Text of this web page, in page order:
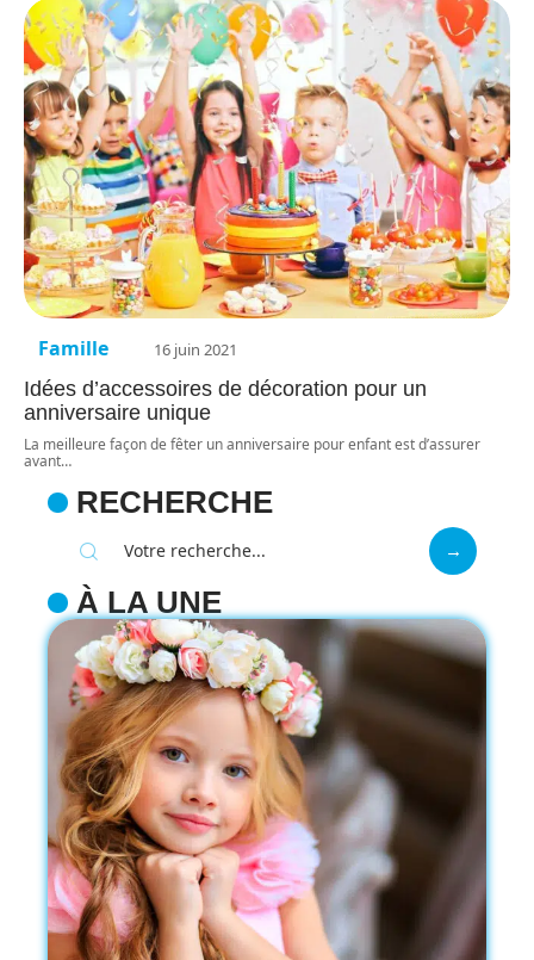
Famille 16 juin 2021
Idées d’accessoires de décoration pour un
anniversaire unique
La meilleure façon de fêter un anniversaire pour enfant est d’assurer
avant…
RECHERCHE
À LA UNE